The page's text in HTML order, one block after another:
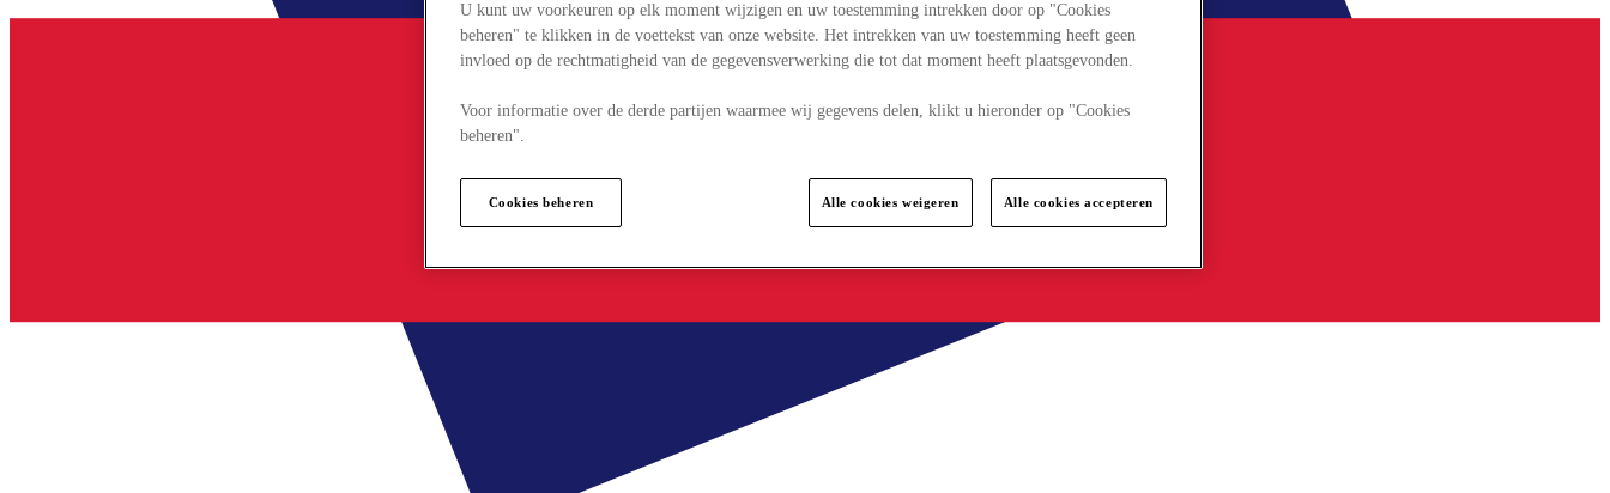
U kunt uw voorkeuren op elk moment wijzigen en uw toestemming intrekken door op "Cookies
beheren" te klikken in de voettekst van onze website. Het intrekken van uw toestemming heeft geen
invloed op de rechtmatigheid van de gegevensverwerking die tot dat moment heeft plaatsgevonden.
Voor informatie over de derde partijen waarmee wij gegevens delen, klikt u hieronder op "Cookies
beheren".
Cookies beheren Alle cookies weigeren Alle cookies accepteren